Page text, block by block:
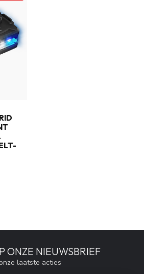
ONZE NIEUWSBRIEF
laatste acties